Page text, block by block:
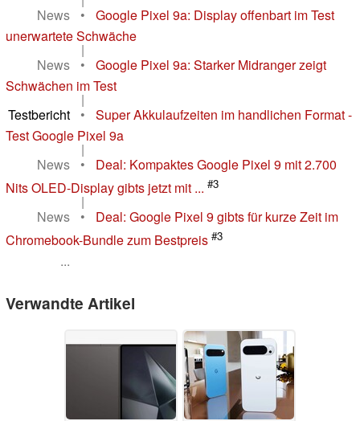
News
•
Google Pixel 9a: Display offenbart im Test
unerwartete Schwäche
|
News
•
Google Pixel 9a: Starker Midranger zeigt
Schwächen im Test
|
Testbericht
•
Super Akkulaufzeiten im handlichen Format -
Test Google Pixel 9a
|
News
•
Deal: Kompaktes Google Pixel 9 mit 2.700
Nits OLED-Display gibts jetzt mit ... #3
|
News
•
Deal: Google Pixel 9 gibts für kurze Zeit im
Chromebook-Bundle zum Bestpreis #3
...
Verwandte Artikel